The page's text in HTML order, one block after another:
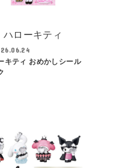
ハローキティ
キティ おめかしシール